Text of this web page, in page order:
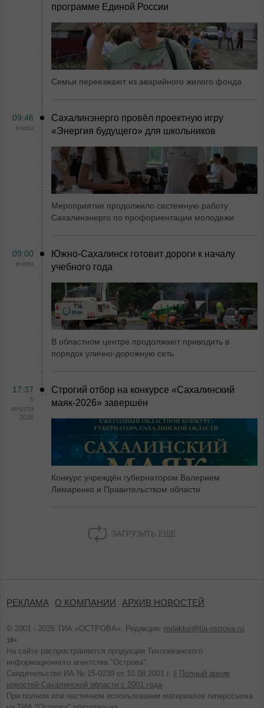
программе Единой России
Семьи переезжают из аварийного жилого фонда
09:46
вчера
Сахалинэнерго провёл проектную игру
«Энергия будущего» для школьников
Мероприятие продолжило системную работу
Сахалинэнерго по профориентации молодежи
09:00
вчера
Южно-Сахалинск готовит дороги к началу
учебного года
В областном центре продолжают приводить в
порядок улично-дорожную сеть
17:37
5
августа
2026
Строгий отбор на конкурсе «Сахалинский
маяк‑2026» завершён
Конкурс учреждён губернатором Валерием
Лимаренко и Правительством области
ЗАГРУЗИТЬ ЕЩЕ
РЕКЛАМА О КОМПАНИИ АРХИВ НОВОСТЕЙ
© 2001 - 2026 ТИА «ОСТРОВА». Редакция: redaktor@tia-ostrova.ru.
18+
На сайте распространяется продукция Тихоокеанского
информационного агентства "Острова".
Свидетельство ИА № 15-0239 от 10.08.2001 г. ||
Полный архив
новостей Сахалинской области с 2001 года
При полном или частичном использовании материалов гиперссылка